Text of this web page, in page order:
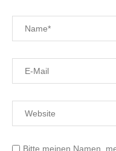
Bitte meinen Namen,